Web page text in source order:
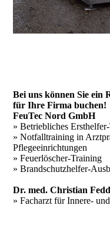
Bei uns können Sie ein
für Ihre Firma buchen!
FeuTec Nord GmbH
» Betriebliches
» Notfalltraining in
Pflegeeinrichtungen
» Feuerlöscher-Training
» Brandschutzhelfer-
Dr. med. Christian
» Facharzt für Innere-